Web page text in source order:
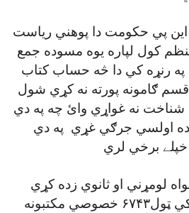
کي دا اے اين پي حکومت دا پوهني رياست
کول لپاره يوه مسوده جمع
رنړه کي دا څه حساب کتاب
ګامونه پورته نه کړي شول
نه غواړي وائ چه په دي
اولسي جرګي غړي په دي
برخي لري
لومړني او ثانوي زده کړي
رپور له مخۀ په صوبه کي ټول۶۷۴۳ خصوصي مکتبونه